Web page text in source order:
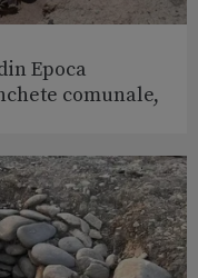
Epoca
comunale,